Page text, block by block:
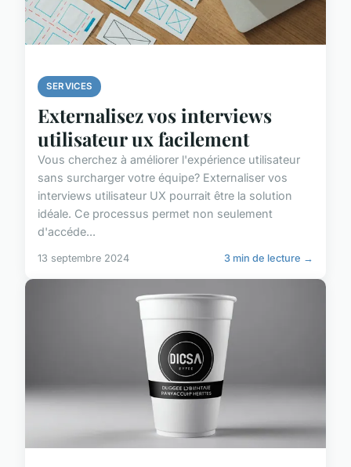
SERVICES
Externalisez vos interviews
utilisateur ux facilement
Vous cherchez à améliorer l'expérience utilisateur
sans surcharger votre équipe? Externaliser vos
interviews utilisateur UX pourrait être la solution
idéale. Ce processus permet non seulement
d'accéde...
13 septembre 2024 3 min de lecture →